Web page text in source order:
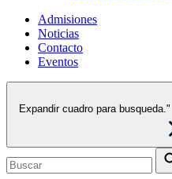
Admisiones
Noticias
Contacto
Eventos
Expandir cuadro para busqueda."